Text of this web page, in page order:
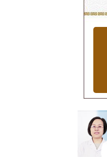
会
不
扁
色